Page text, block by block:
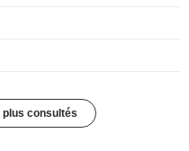
plus consultés